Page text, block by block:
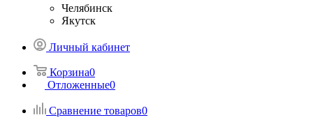
Челябинск
Якутск
Личный кабинет
Корзина0
Отложенные0
Сравнение товаров0